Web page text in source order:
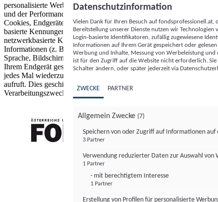
personalisierte Werbung und Inhalte, Messung von Werbeleistung
und der Performance von Inhalten sowie Zielgruppenforschung.
Cookies, Endgeräte- oder ähnliche Online-Kennungen (z. B. login-
basierte Kennungen, zufällig generierte Kennungen,
netzwerkbasierte Kennungen) können zusammen mit anderen
Informationen (z. B. Browsertyp und Browserinformationen,
Sprache, Bildschirmgröße, unterstützte Technologien usw.) auf
Ihrem Endgerät gespeichert oder von dort ausgelesen werden, um es
jedes Mal wiederzuerkennen, wenn es eine App oder einer Webseite
aufruft. Dies geschieht für einen oder mehrere der hier aufgeführten
Verarbeitungszwecke.
Datenschutzinformation
Vielen Dank für Ihren Besuch auf
Bereitstellung unserer Dienste nutzen wir Technologien
Login-basierte Identifikatoren, zufällig zugewiesene
Informationen auf Ihrem Gerät gespeichert oder
Werbung und Inhalte, Messung von Werbeleistung
ist für den Zugriff auf die Website nicht erforderlich.
Schalter ändern, oder später jederzeit via
ZWECKE PARTNER
Allgemein Zwecke (7)
Speichern von oder Zugriff auf Informationen auf
3 Partner
Verwendung reduzierter Daten zur Auswahl von
1 Partner
- mit berechtigtem Interesse
1 Partner
Erstellung von Profilen für personalisierte
FONDS professionell